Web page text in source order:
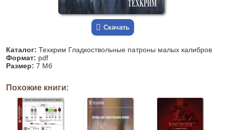
Скачать
Каталог: Техкрим Гладкоствольные патроны малых калибров
Формат: pdf
Размер: 7 Мб
Похожие книги: